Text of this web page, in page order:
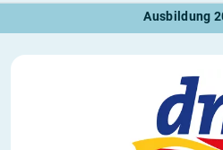
Ausbildung